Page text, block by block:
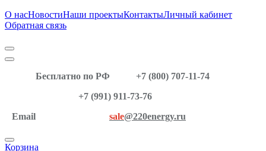
О насНовостиНаши проектыКонтактыЛичный кабинет
Обратная связь
Бесплатно по РФ
+7 (800) 707-11-74
+7 (991) 911-73-76
Email
sale@220energy.ru
Корзина